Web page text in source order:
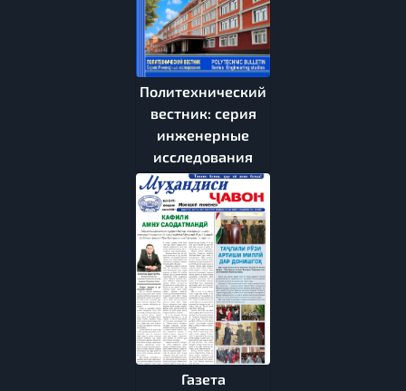
Политехнический
вестник: серия
инженерные
исследования
Газета